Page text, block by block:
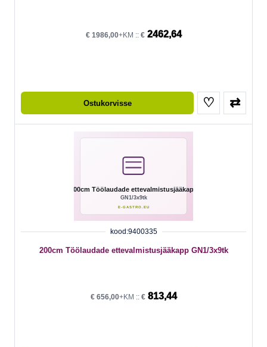
€1986,00+KM :: €2462,64
Ostukorvisse ♡ ⇄
kood:9400335
200cm Töölaudade ettevalmistusjääkapp GN1/3x9tk
€656,00+KM :: €813,44